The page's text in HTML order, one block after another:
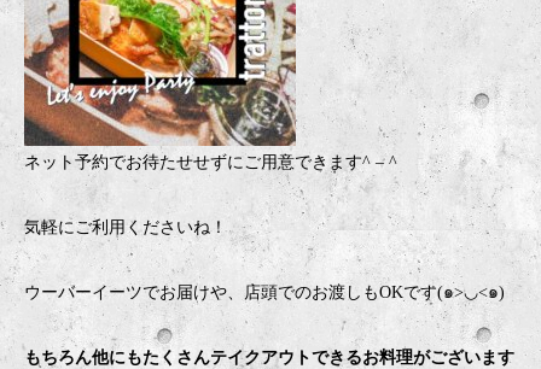
ネット予約でお待たせせずにご用意できます^ – ^
気軽にご利用くださいね！
ウーバーイーツでお届けや、店頭でのお渡しもOKです(๑>◡<๑)
もちろん他にもたくさんテイクアウトできるお料理がございます